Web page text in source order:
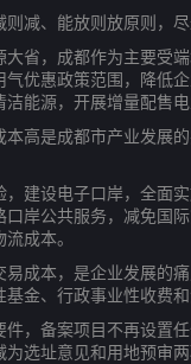
、能放则放原则，尽
，成都作为主要受
优惠政策范围，降低
能源，开展增量配售
是成都市产业发展
设电子口岸，全面实
岸公共服务，减免国
成本。
本，是企业发展的
金、行政事业性收费和
备案项目不再设置
选址意见和用地预审两